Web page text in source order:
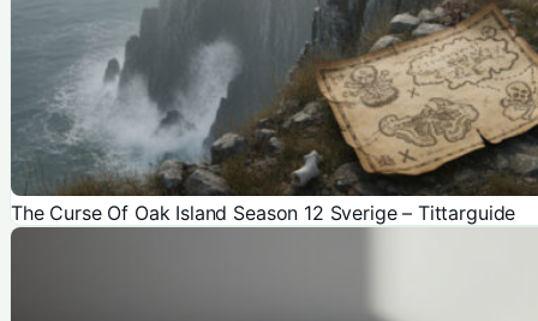
The Curse Of Oak Island Season 12 Sverige – Tittarguide